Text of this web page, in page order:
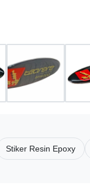
Stiker Resin Epoxy